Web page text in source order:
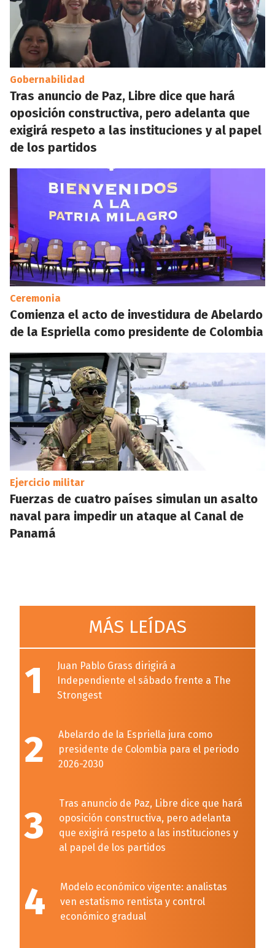
Gobernabilidad
Tras anuncio de Paz, Libre dice que hará
oposición constructiva, pero adelanta que
exigirá respeto a las instituciones y al papel
de los partidos
Ceremonia
Comienza el acto de investidura de Abelardo
de la Espriella como presidente de Colombia
Ejercicio militar
Fuerzas de cuatro países simulan un asalto
naval para impedir un ataque al Canal de
Panamá
MÁS LEÍDAS
1
Juan Pablo Grass dirigirá a
Independiente el sábado frente a The
Strongest
2
Abelardo de la Espriella jura como
presidente de Colombia para el periodo
2026-2030
3
Tras anuncio de Paz, Libre dice que hará
oposición constructiva, pero adelanta
que exigirá respeto a las instituciones y
al papel de los partidos
4
Modelo económico vigente: analistas
ven estatismo rentista y control
económico gradual